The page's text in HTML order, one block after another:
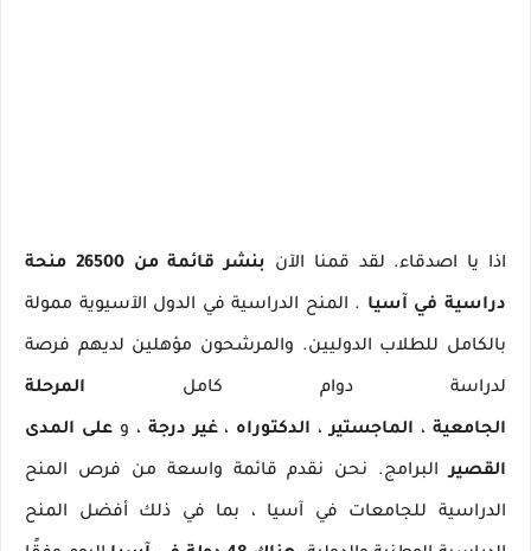
اذا يا اصدقاء. لقد قمنا الآن بنشر قائمة من 26500 منحة
دراسية في آسيا . المنح الدراسية في الدول الآسيوية ممولة
بالكامل للطلاب الدوليين. والمرشحون مؤهلين لديهم فرصة
لدراسة دوام كامل المرحلة
الجامعية، الماجستير، الدكتوراه ،غير درجة ، وعلى المدى
القصيرالبرامج. نحن نقدم قائمة واسعة من فرص المنح
الدراسية للجامعات في آسيا ، بما في ذلك أفضل المنح